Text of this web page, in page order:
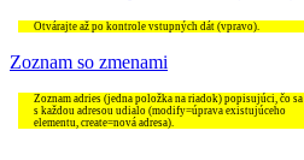
Otvárajte až po kontrole vstupných dát (vpravo).
Zoznam so zmenami
Zoznam adries (jedna položka na riadok) popisujúci, čo sa
s každou adresou udialo (modify=úprava existujúceho
elementu, create=nová adresa).